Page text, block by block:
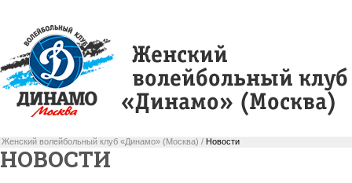
Женский волейбольный клуб «Динамо» (Москва) / Новости
НОВОСТИ